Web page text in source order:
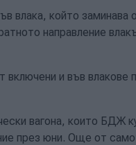
влака, който
направление
и във влакове
вагона, които БДЖ
през юни. Още от